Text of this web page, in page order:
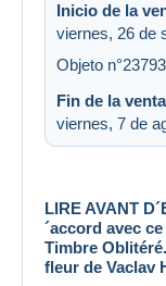
Inicio de la
viernes, 26 de
Objeto
Fin de la
viernes, 7 de
LIRE AVANT
´accord avec
Timbre
fleur de Vaclav